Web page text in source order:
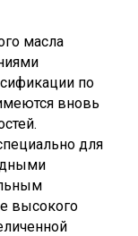
масла
по
вновь
для
высокого